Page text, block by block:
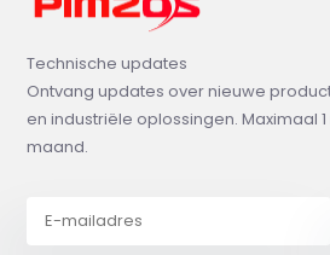
Technische updates
Ontvang updates over nieuwe
en industriële oplossingen. Maximaal
maand.